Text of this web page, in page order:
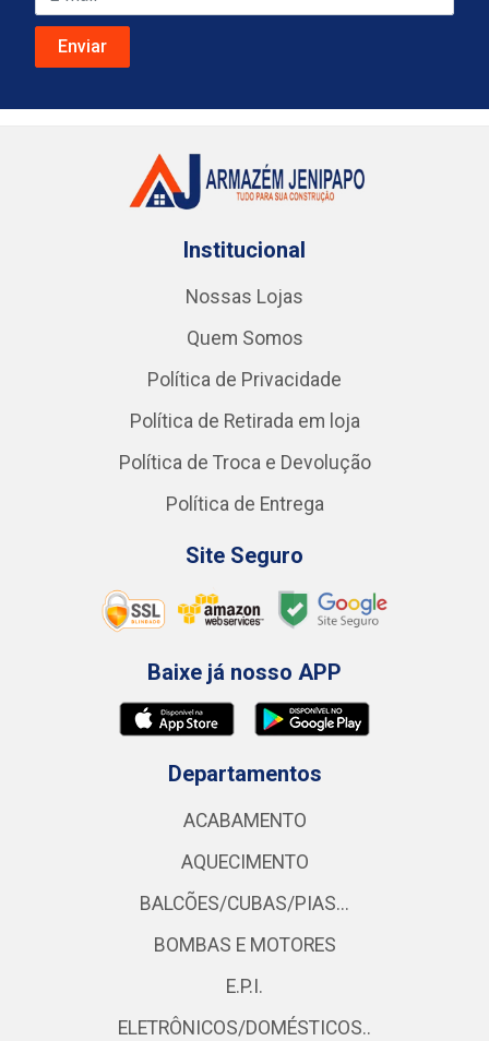
Institucional
Nossas Lojas
Quem Somos
Política de Privacidade
Política de Retirada em loja
Política de Troca e Devolução
Política de Entrega
Site Seguro
Baixe já nosso APP
Departamentos
ACABAMENTO
AQUECIMENTO
BALCÕES/CUBAS/PIAS...
BOMBAS E MOTORES
E.P.I.
ELETRÔNICOS/DOMÉSTICOS..